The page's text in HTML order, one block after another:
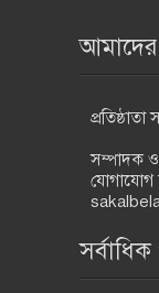
আমাদের
সম্পাদক ও